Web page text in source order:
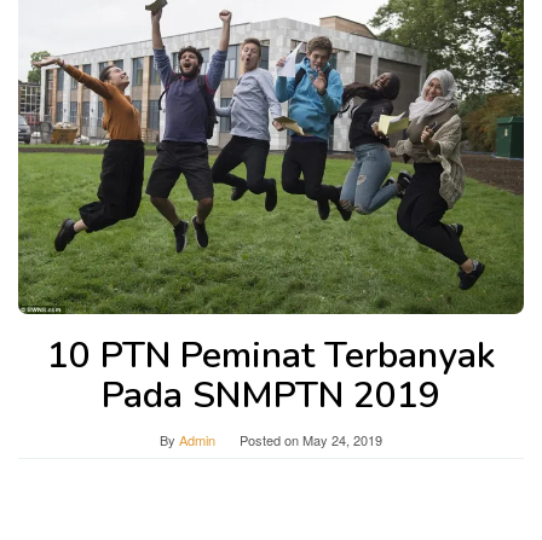
10 PTN Peminat Terbanyak
Pada SNMPTN 2019
By Admin Posted onMay 24, 2019